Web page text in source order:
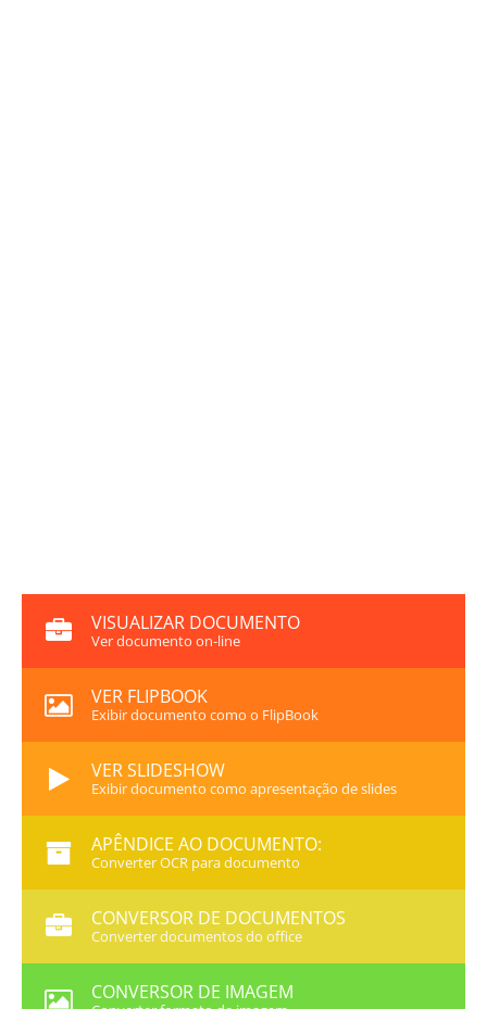
VISUALIZAR DOCUMENTO
Ver documento on-line
VER FLIPBOOK
Exibir documento como o FlipBook
VER SLIDESHOW
Exibir documento como apresentação de slides
APÊNDICE AO DOCUMENTO:
Converter OCR para documento
CONVERSOR DE DOCUMENTOS
Converter documentos do office
CONVERSOR DE IMAGEM